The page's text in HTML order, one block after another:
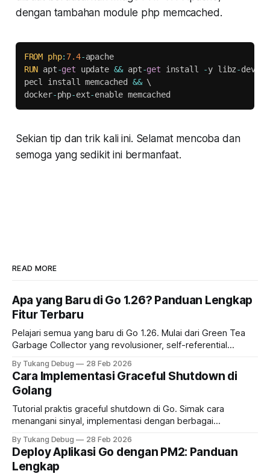
dengan tambahan module php memcached.
FROM php: 7.4-
apache
RUN apt-get update && apt-get install -y libz-dev
pecl install memcached && \
docker-php-ext-enable memcached
Sekian tip dan trik kali ini. Selamat mencoba dan
semoga yang sedikit ini bermanfaat.
READ MORE
Apa yang Baru di Go 1.26? Panduan Lengkap
Fitur Terbaru
Pelajari semua yang baru di Go 1.26. Mulai dari Green Tea
Garbage Collector yang revolusioner, self-referential
Anda
By Tukang Debug 28 Feb 2026
Cara Implementasi Graceful Shutdown di
Golang
Tutorial praktis graceful shutdown di Go. Simak cara
menangani sinyal, implementasi dengan berbagai
deployment
By Tukang Debug 28 Feb 2026
Deploy Aplikasi Go dengan PM2: Panduan
Lengkap